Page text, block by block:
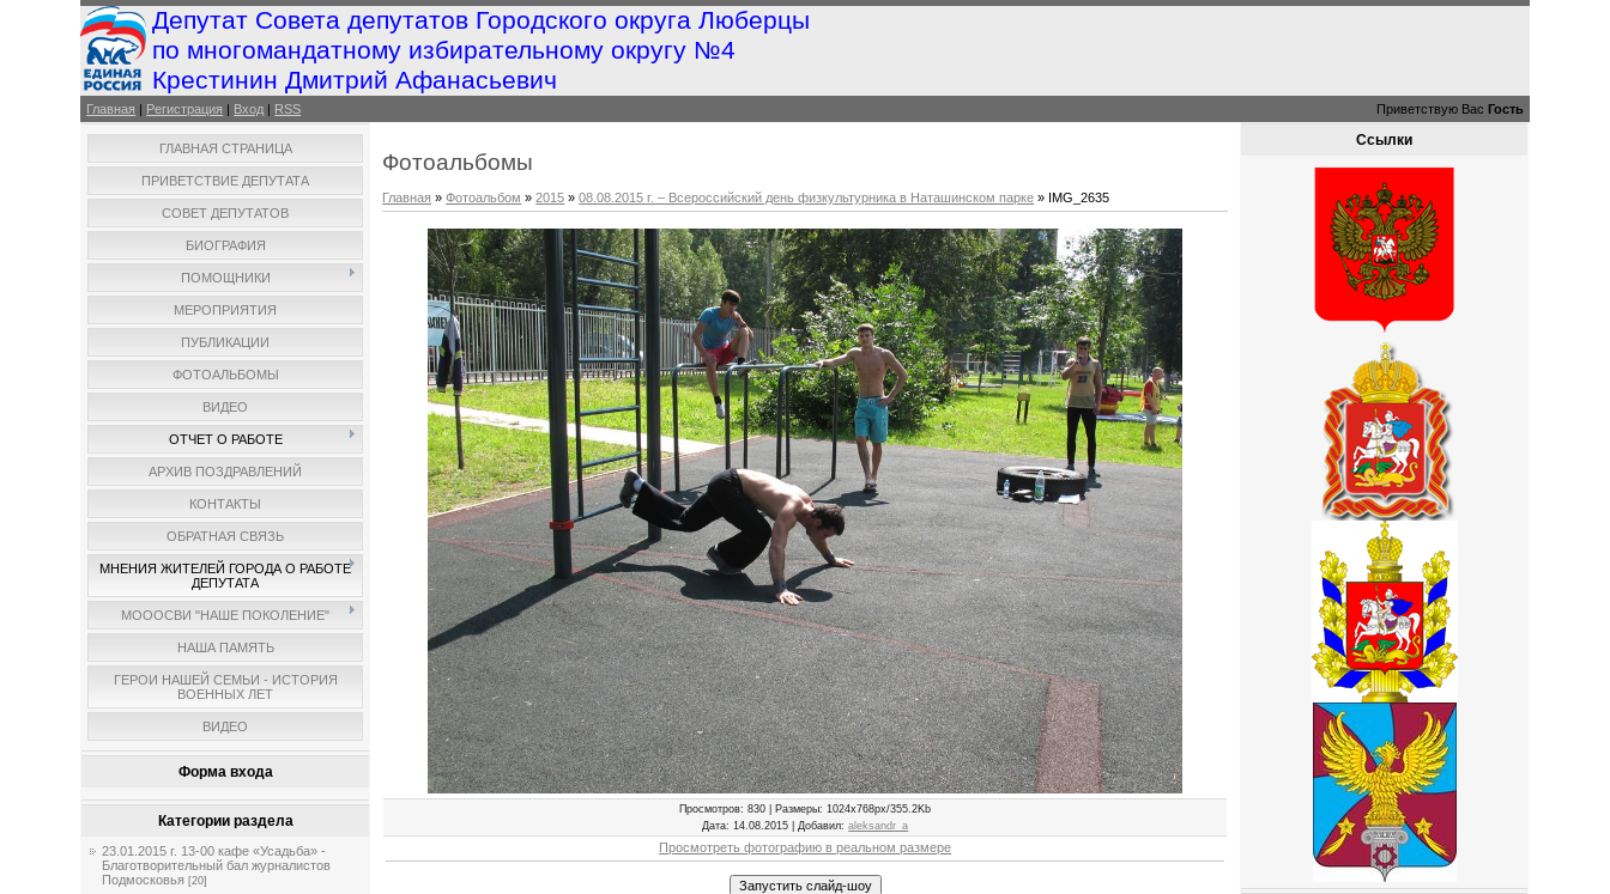
Депутат Совета депутатов Городского округа Люберцы
по многомандатному избирательному округу №4
Крестинин Дмитрий Афанасьевич
Главная | Регистрация | Вход | RSS Приветствую Вас Гость
ГЛАВНАЯ СТРАНИЦА
ПРИВЕТСТВИЕ ДЕПУТАТА
СОВЕТ ДЕПУТАТОВ
БИОГРАФИЯ
ПОМОЩНИКИ
МЕРОПРИЯТИЯ
ПУБЛИКАЦИИ
ФОТОАЛЬБОМЫ
ВИДЕО
ОТЧЕТ О РАБОТЕ
АРХИВ ПОЗДРАВЛЕНИЙ
КОНТАКТЫ
ОБРАТНАЯ СВЯЗЬ
МНЕНИЯ ЖИТЕЛЕЙ ГОРОДА О РАБОТЕ
ДЕПУТАТА
МОООСВИ "НАШЕ ПОКОЛЕНИЕ"
НАША ПАМЯТЬ
ГЕРОИ НАШЕЙ СЕМЬИ - ИСТОРИЯ
ВОЕННЫХ ЛЕТ
ВИДЕО
Форма входа
Категории раздела
23.01.2015 г. 13-00 кафе «Усадьба» -
Благотворительный бал журналистов
Подмосковья [20]
Фотоальбомы
Главная »Фотоальбом »2015 »08.08.2015 г. – Всероссийский день физкультурника в Наташинском парке » IMG_2635
Просмотров: 830 | Размеры: 1024x768px/355.2Kb
Дата: 14.08.2015 | Добавил:aleksandr_a
Просмотреть фотографию в реальном размере
Ссылки